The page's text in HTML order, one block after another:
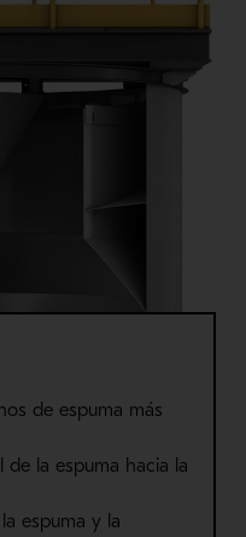
de espuma más
la espuma hacia la
espuma y la